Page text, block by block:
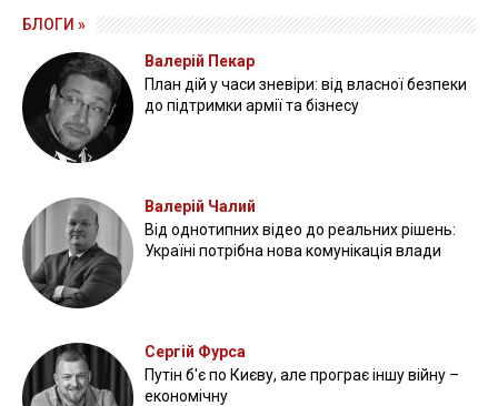
БЛОГИ »
Валерій Пекар
План дій у часи зневіри: від власної безпеки
до підтримки армії та бізнесу
Валерій Чалий
Від однотипних відео до реальних рішень:
Україні потрібна нова комунікація влади
Сергій Фурса
Путін б'є по Києву, але програє іншу війну –
економічну